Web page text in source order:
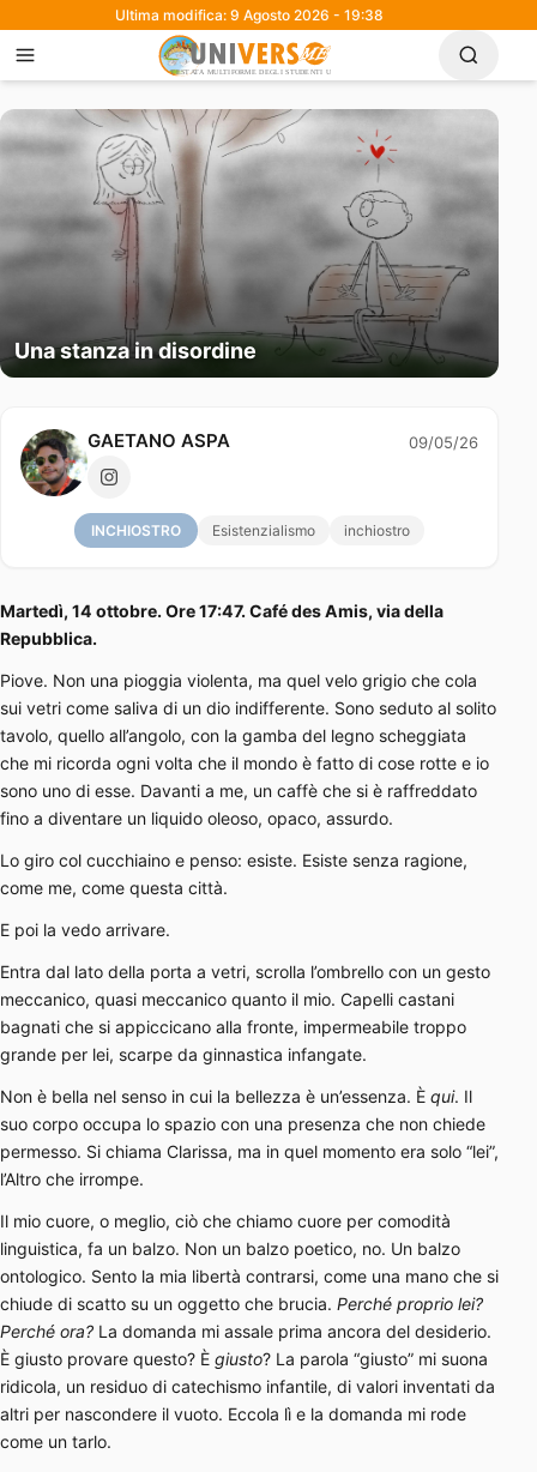
Ultima modifica: 9 Agosto 2026 - 19:38
Una stanza in disordine
GAETANO ASPA 09/05/26
INCHIOSTRO Esistenzialismo inchiostro
Martedì, 14 ottobre. Ore 17:47. Café des Amis, via della
Repubblica.
Piove. Non una pioggia violenta, ma quel velo grigio che cola
sui vetri come saliva di un dio indifferente. Sono seduto al solito
tavolo, quello all’angolo, con la gamba del legno scheggiata
che mi ricorda ogni volta che il mondo è fatto di cose rotte e io
sono uno di esse. Davanti a me, un caffè che si è raffreddato
fino a diventare un liquido oleoso, opaco, assurdo.
Lo giro col cucchiaino e penso: esiste. Esiste senza ragione,
come me, come questa città.
E poi la vedo arrivare.
Entra dal lato della porta a vetri, scrolla l’ombrello con un gesto
meccanico, quasi meccanico quanto il mio. Capelli castani
bagnati che si appiccicano alla fronte, impermeabile troppo
grande per lei, scarpe da ginnastica infangate.
Non è bella nel senso in cui la bellezza è un’essenza. È qui. Il
suo corpo occupa lo spazio con una presenza che non chiede
permesso. Si chiama Clarissa, ma in quel momento era solo “lei”,
l’Altro che irrompe.
Il mio cuore, o meglio, ciò che chiamo cuore per comodità
linguistica, fa un balzo. Non un balzo poetico, no. Un balzo
ontologico. Sento la mia libertà contrarsi, come una mano che si
chiude di scatto su un oggetto che brucia. Perché proprio lei?
Perché ora? La domanda mi assale prima ancora del desiderio.
È giusto provare questo? È giusto? La parola “giusto” mi suona
ridicola, un residuo di catechismo infantile, di valori inventati da
altri per nascondere il vuoto. Eccola lì e la domanda mi rode
come un tarlo.